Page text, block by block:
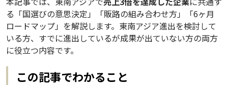
る「国選びの意思決定」「販路の組み合わせ方」「6ヶ月
ロードマップ」を解説します。東南アジア進出を検討して
いる方、すでに進出しているが成果が出ていない方の両方
に役立つ内容です。
この記事でわかること